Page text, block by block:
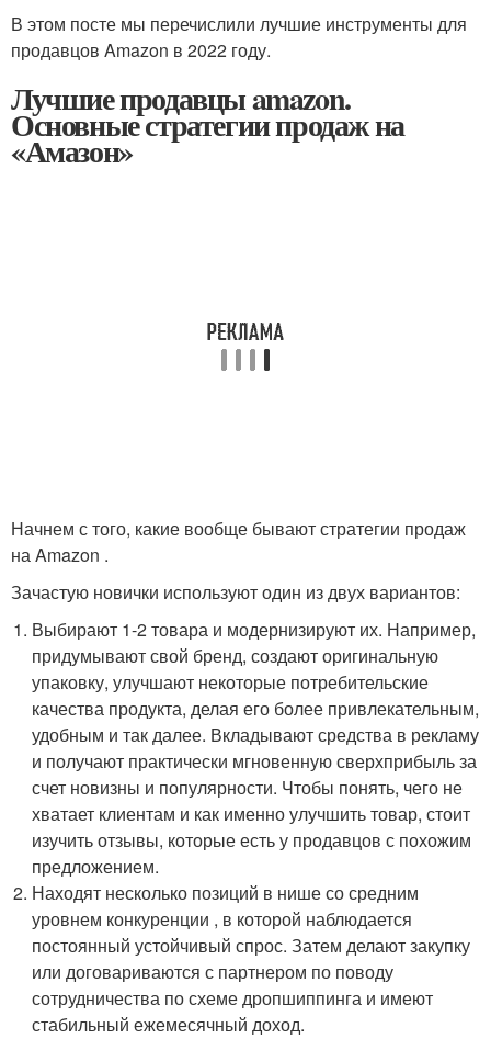
В этом посте мы перечислили лучшие инструменты для
продавцов Amazon в 2022 году.
Лучшие продавцы amazon.
Основные стратегии продаж на
«Амазон»
Начнем с того, какие вообще бывают стратегии продаж
на Amazon .
Зачастую новички используют один из двух вариантов:
Выбирают 1-2 товара и модернизируют их. Например,
придумывают свой бренд, создают оригинальную
упаковку, улучшают некоторые потребительские
качества продукта, делая его более привлекательным,
удобным и так далее. Вкладывают средства в рекламу
и получают практически мгновенную сверхприбыль за
счет новизны и популярности. Чтобы понять, чего не
хватает клиентам и как именно улучшить товар, стоит
изучить отзывы, которые есть у продавцов с похожим
предложением.
Находят несколько позиций в нише со средним
уровнем конкуренции , в которой наблюдается
постоянный устойчивый спрос. Затем делают закупку
или договариваются с партнером по поводу
сотрудничества по схеме дропшиппинга и имеют
стабильный ежемесячный доход.